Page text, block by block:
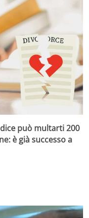
può multarti 200
è già successo a